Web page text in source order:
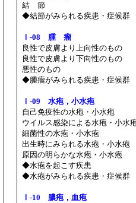
結 節
◆結節がみられる疾患・症候群
Ⅰ-08 腫 瘤
良性で皮膚より上向性のもの
良性で皮膚より下向性のもの
悪性のもの
◆腫瘤がみられる疾患・症候群
Ⅰ-09 水疱，小水疱
自己免疫性の水疱・小水疱
ウイルス感染による水疱・小水
細菌性の水疱・小水疱
出生時にみられる水疱・小水疱
原因の明らかな水疱・小水疱
◆水疱を起こす疾患
◆水疱がみられる疾患・症候群
Ⅰ-10 膿疱，血疱